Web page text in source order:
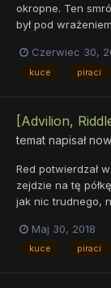
okropne. Ten
był pod
Czerwiec 30,
kuce piraci
[Advilion,
temat napisał
Red potwierdzał
zejdzie na tę
jak nic trudnego,
Maj 30, 2018
kuce piraci